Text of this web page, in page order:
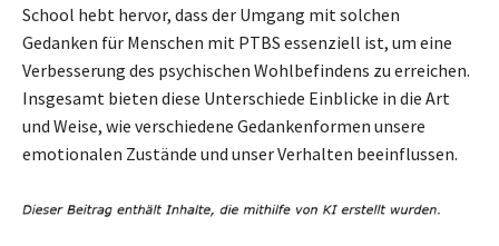
School hebt hervor, dass der Umgang mit solchen
Gedanken für Menschen mit PTBS essenziell ist, um eine
Verbesserung des psychischen Wohlbefindens zu erreichen.
Insgesamt bieten diese Unterschiede Einblicke in die Art
und Weise, wie verschiedene Gedankenformen unsere
emotionalen Zustände und unser Verhalten beeinflussen.